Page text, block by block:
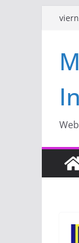
Saltar